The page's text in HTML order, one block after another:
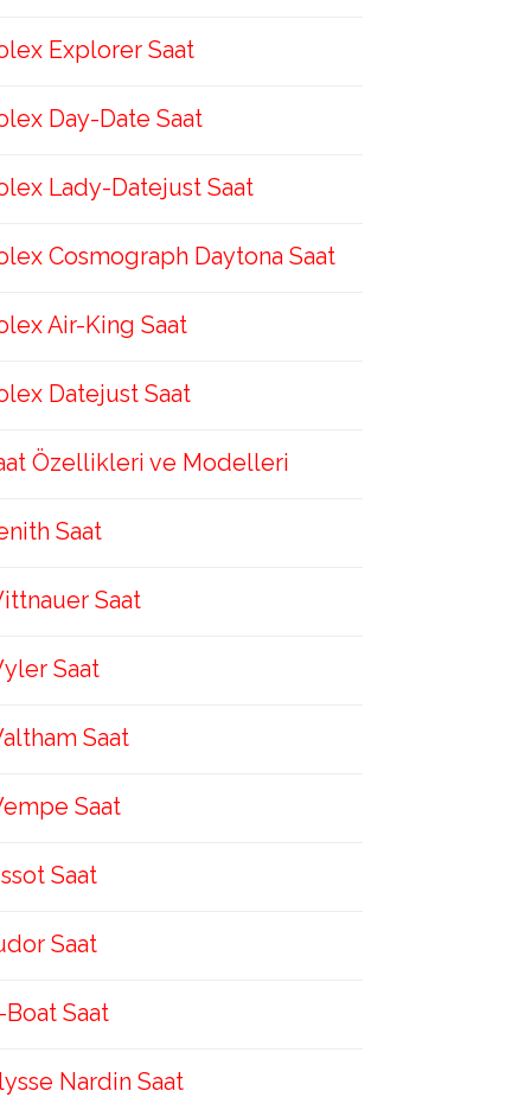
Explorer Saat
Day-Date Saat
Lady-Datejust Saat
Cosmograph Daytona Saat
Air-King Saat
Datejust Saat
Özellikleri ve Modelleri
Saat
Saat
Saat
Saat
Saat
Saat
Saat
Boat Saat
Nardin Saat